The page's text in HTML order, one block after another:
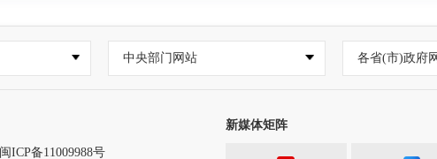
中央部门网站 各省(市)政府
闽ICP备11009988号
新媒体矩阵